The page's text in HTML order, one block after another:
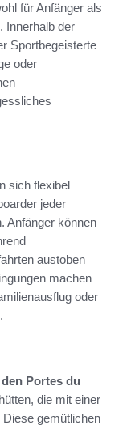
für Anfänger als
Innerhalb der
Sportbegeisterte
oder
sich flexibel
jeder
Anfänger können
austoben
machen
oder
Portes du
die mit einer
gemütlichen